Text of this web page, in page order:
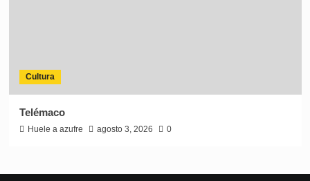
Cultura
Telémaco
Huele a azufre agosto 3, 2026 0